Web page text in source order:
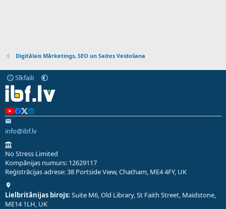
Digitālais Mārketings, SEO un Saites Veidošana
Sīkfaili
info@ibf.lv
No Stress Limited
Kompānijas numurs: 12629117
Reģistrācijas adrese: 38 Portside View, Chatham, ME4 4FY, UK
Lielbritānijas birojs: Suite M6, Old Library, St Faith Street, Maidstone,
ME14 1LH, UK